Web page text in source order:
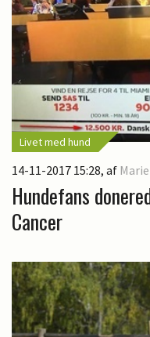
Livet med hund
14-11-2017 15:28, af
Hundefans
Cancer